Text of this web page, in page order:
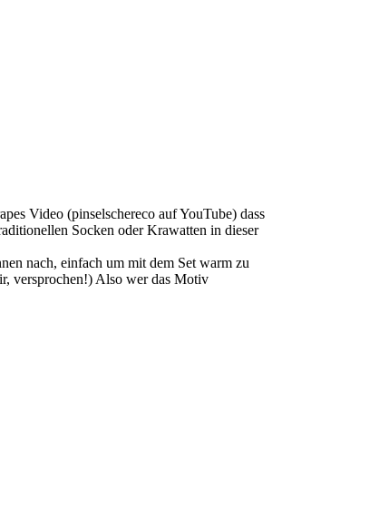
Video (pinselschereco auf YouTube) dass
Socken oder Krawatten in dieser
nach, einfach um mit dem Set warm zu
versprochen!) Also wer das Motiv